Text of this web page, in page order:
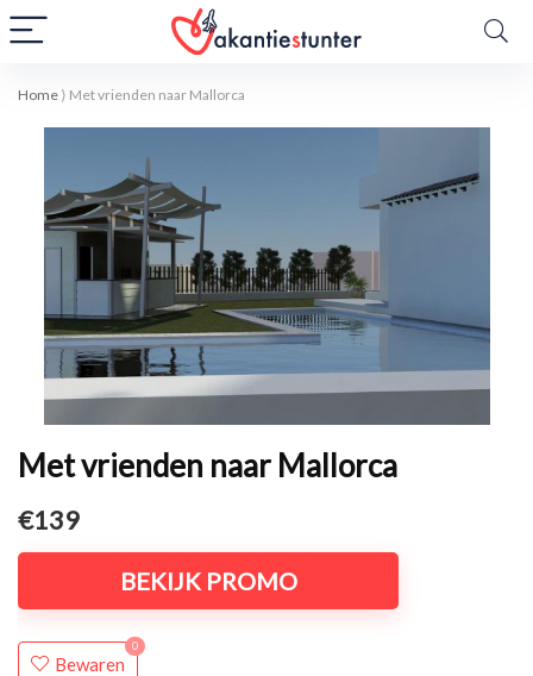
Home ⟩ Met vrienden naar Mallorca
Met vrienden naar Mallorca
€139
BEKIJK PROMO
Bewaren
0